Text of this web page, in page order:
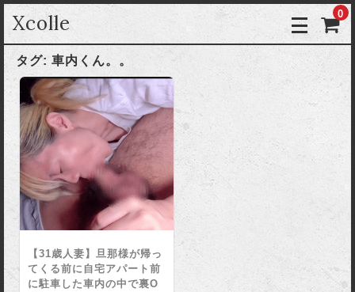
Xcolle 0
タグ: 車内くん。。
【31歳人妻】旦那様が帰っ
てくる前に自宅アパート前
に駐車した車内の中で裏O